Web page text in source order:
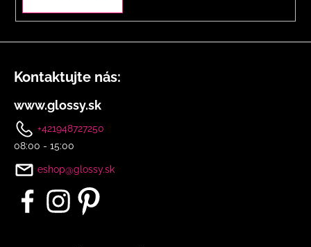
Kontaktujte nás:
www.glossy.sk
+421948727250
08:00 - 15:00
eshop@glossy.sk